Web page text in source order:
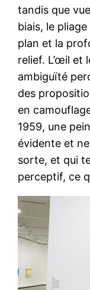
tandis que
biais, le
plan et la
relief. L’œil et
ambiguïté
des
en
1959, une
évidente et
sorte, et qui
perceptif, ce